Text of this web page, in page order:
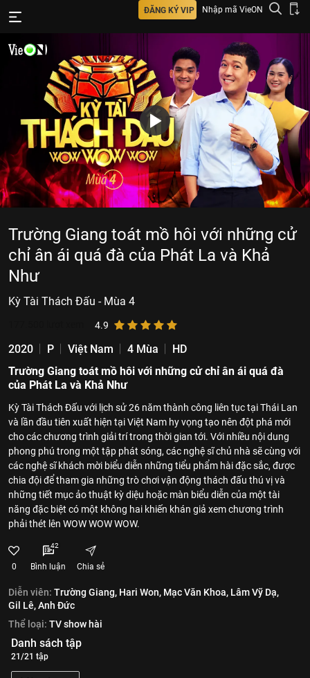
ĐĂNG KÝ VIP Nhập mã VieON
Trường Giang toát mồ hôi với những cử
chỉ ân ái quá đà của Phát La và Khả
Như
Kỳ Tài Thách Đấu - Mùa 4
4.9
2020 P Việt Nam 4 Mùa
HD
Trường Giang toát mồ hôi với những cử chỉ ân ái quá đà
của Phát La và Khả Như
Kỳ Tài Thách Đấu với lịch sử 26 năm thành công liên tục tại Thái Lan
và lần đầu tiên xuất hiện tại Việt Nam hy vọng tạo nên đột phá mới
cho các chương trình giải trí trong thời gian tới. Với nhiều nội dung
phong phú trong một tập phát sóng, các nghệ sĩ chủ nhà sẽ cùng với
các nghệ sĩ khách mời biểu diễn những tiểu phẩm hài đặc sắc, được
chia đội để tham gia những trò chơi vận động thách đấu thú vị và
những tiết mục ảo thuật kỳ diệu hoặc màn biểu diễn của một tài
năng đặc biệt có một không hai khiến khán giả xem chương trình
phải thét lên WOW WOW WOW.
0
42
Bình luận Chia sẻ
Diễn viên: Trường Giang, Hari Won, Mạc Văn Khoa, Lâm Vỹ Dạ,
Gil Lê,Anh Đức
Thể loại: TV show hài
Danh sách tập
21/21 tập